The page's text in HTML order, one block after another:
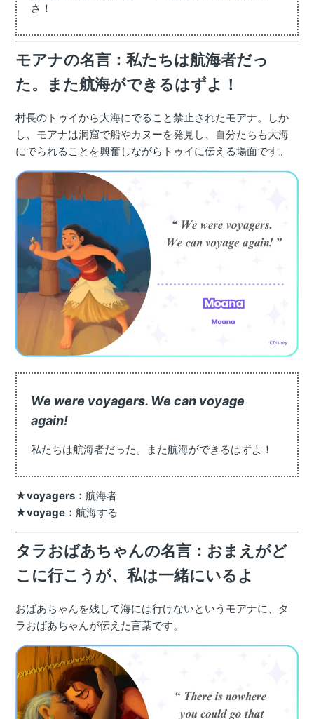
さ！
モアナの名言：私たちは航海者だっ
た。また航海ができるはずよ！
村長のトゥイから大海にでること禁止されたモアナ。しか
し、モアナは洞窟で船やカヌーを発見し、自分たちも大海
にでられることを興奮しながらトゥイに伝える場面です。
We were voyagers. We can voyage
again!
私たちは航海者だった。また航海ができるはずよ！
★voyagers：航海者
★voyage：航海する
タラおばあちゃんの名言：おまえがど
こに行こうが、私は一緒にいるよ
おばあちゃんを残して海には行けないというモアナに、タ
ラおばあちゃんが伝えた言葉です。